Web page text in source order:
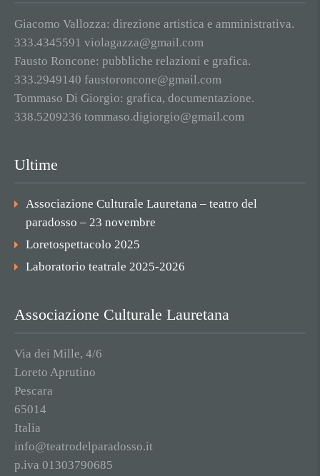
Giacomo Vallozza: direzione artistica e amministrativa.
333.4345591 violagazza@gmail.com
Fausto Roncone: pubbliche relazioni e grafica.
333.2949140 faustoroncone@gmail.com
Tommaso Di Giorgio: grafica, documentazione.
338.5209236 tommaso.digiorgio@gmail.com
Ultime
Associazione Culturale Lauretana – teatro del
paradosso – 23 novembre
Loretospettacolo 2025
Laboratorio teatrale 2025-2026
Associazione Culturale Lauretana
Via dei Mille, 4/6
Loreto Aprutino
Pescara
65014
Italia
info@teatrodelparadosso.it
p.iva 01303790685